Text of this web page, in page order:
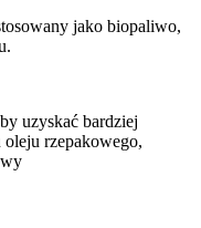
jako biopaliwo,
uzyskać bardziej
oleju rzepakowego,